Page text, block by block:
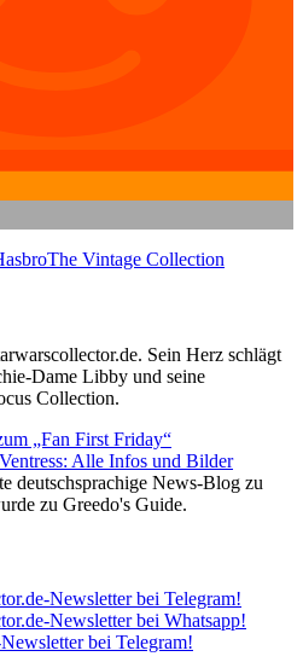
The Vintage Collection
Sein Herz schlägt
Dame Libby und seine
Collection.
„Fan First Friday“
Alle Infos und Bilder
deutschsprachige News-Blog zu
zu Greedo's Guide.
Newsletter bei Telegram!
Newsletter bei Whatsapp!
bei Telegram!